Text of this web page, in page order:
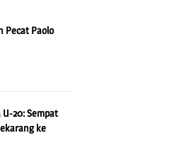
Pecat Paolo
20: Sempat
ke